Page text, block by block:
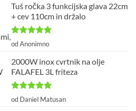
Tuš ročka 3 funkcijska glava 22cm
+ cev 110cm in držalo
Ocenjeno5
od Anonimno
2000W inox cvrtnik na olje
FALAFEL 3L friteza
Ocenjeno5
od Daniel Matusan